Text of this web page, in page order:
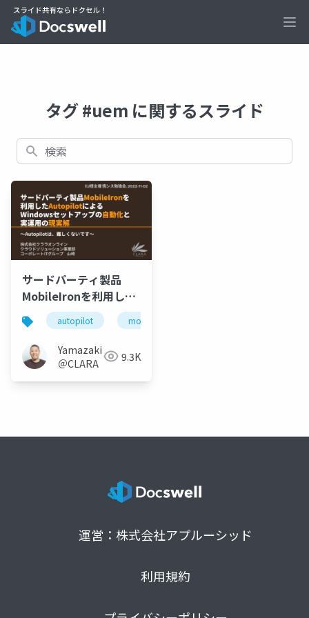
タグ #uem に関するスライド
検索
サードパーティ製品
MobileIronを利用した
Autopilotによる
Windowsセットアップ
の自動化と実運用の現
実解
autopilot mobileiron
Yamazaki
＠CLARA
9.3K
運営：株式会社アプルーシッド
利用規約